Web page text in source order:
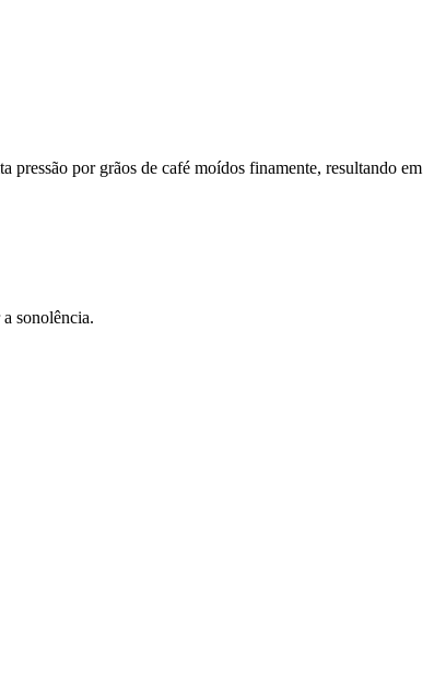
pressão por grãos de café moídos finamente, resultando em
sonolência.